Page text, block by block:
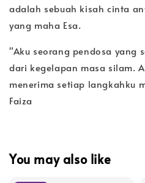
adalah sebuah kisah cinta
yang maha Esa.
"Aku seorang pendosa yang
dari kegelapan masa silam.
menerima setiap langkahku
Faiza
You may also like